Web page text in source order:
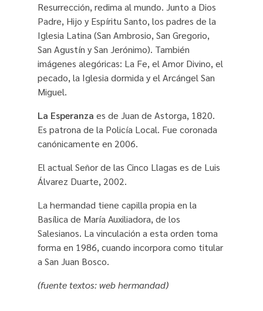
Resurrección, redima al mundo. Junto a Dios
Padre, Hijo y Espíritu Santo, los padres de la
Iglesia Latina (San Ambrosio, San Gregorio,
San Agustín y San Jerónimo). También
imágenes alegóricas: La Fe, el Amor Divino, el
pecado, la Iglesia dormida y el Arcángel San
Miguel.
La Esperanza es de Juan de Astorga, 1820.
Es patrona de la Policía Local. Fue coronada
canónicamente en 2006.
El actual Señor de las Cinco Llagas es de Luis
Álvarez Duarte, 2002.
La hermandad tiene capilla propia en la
Basílica de María Auxiliadora, de los
Salesianos. La vinculación a esta orden toma
forma en 1986, cuando incorpora como titular
a San Juan Bosco.
(fuente textos: web hermandad)